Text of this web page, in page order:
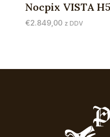
Nocpix VISTA
€2.849,00 z DDV